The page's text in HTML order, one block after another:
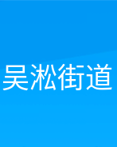
淞街道